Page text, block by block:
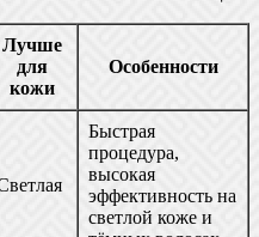
Лучше
для
кожи
Особенности
Быстрая
процедура,
высокая
эффективность на
светлой коже и